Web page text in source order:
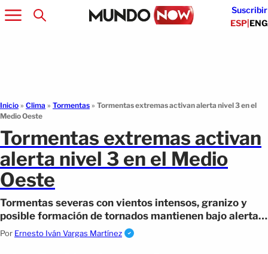
Suscribir
ESP|ENG
Inicio » Clima » Tormentas » Tormentas extremas activan alerta nivel 3 en el
Medio Oeste
Tormentas extremas activan
alerta nivel 3 en el Medio
Oeste
Tormentas severas con vientos intensos, granizo y
posible formación de tornados mantienen bajo alerta a
millones en varias regiones.
Por Ernesto Iván Vargas Martínez